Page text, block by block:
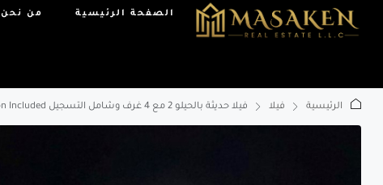
الصفحة الرئيسية من نحن
الرئيسية فيلا فيلا حديثة بالحيلو 2 مع 4 غرف وشامل التسجيل Modern Villa in Al Helio 2 | 4BR | Registration Included